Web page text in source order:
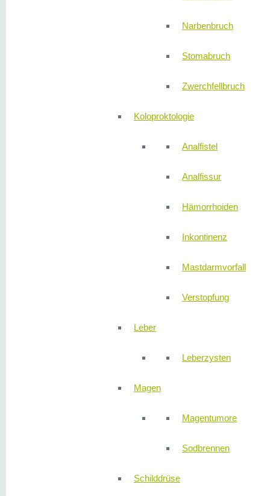
Narbenbruch
Stomabruch
Zwerchfellbruch
Koloproktologie
Analfistel
Analfissur
Hämorrhoiden
Inkontinenz
Mastdarmvorfall
Verstopfung
Leber
Leberzysten
Magen
Magentumore
Sodbrennen
Schilddrüse